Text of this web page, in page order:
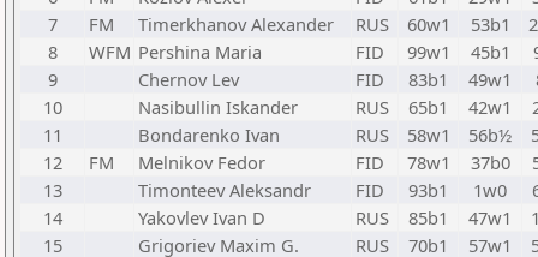
7
FM Timerkhanov Alexander RUS 60w1 53b1
8
WFM Pershina Maria FID 99w1 45b1
9
Chernov Lev FID 83b1 49w1
10
Nasibullin Iskander RUS 65b1 42w1
11
Bondarenko Ivan RUS 58w1 56b½
12
FM Melnikov Fedor FID 78w1 37b0
13
Timonteev Aleksandr FID 93b1 1w0
14
Yakovlev Ivan D RUS 85b1 47w1
15
Grigoriev Maxim G. RUS 70b1 57w1